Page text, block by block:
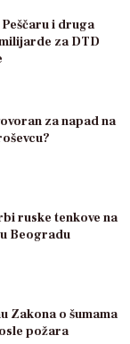
i druga
za DTD
za napad na
ruske tenkove na
Beogradu
Zakona o šumama
požara